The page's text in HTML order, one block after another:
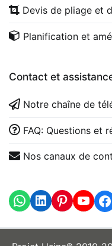
Devis de pliage et
Planification et
Contact et
Notre chaîne de
FAQ: Questions et
Nos canaux de
WhatsApp
LinkedIn